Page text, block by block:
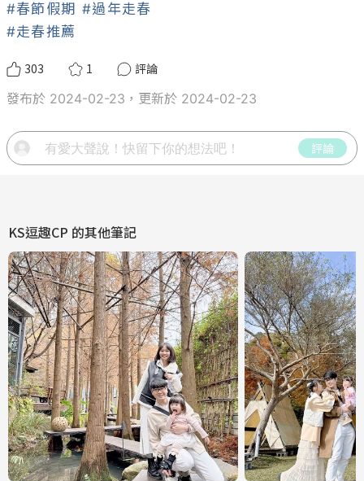
#春節假期 #過年走春
#走春推薦
303 1
評論
發布於 2024-02-23，更新於 2024-02-23
評論
KS逗趣CP 的其他筆記